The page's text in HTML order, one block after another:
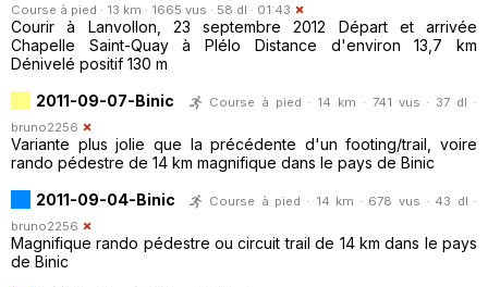
Course à pied · 13 km · 1665 vus · 58 dl · 01:43
Courir à Lanvollon, 23 septembre 2012 Départ et arrivée
Chapelle Saint-Quay à Plélo Distance d'environ 13,7 km
Dénivelé positif 130 m
2011-09-07-Binic
Course à pied · 14 km · 741 vus · 37 dl ·
bruno2256
Variante plus jolie que la précédente d'un footing/trail, voire
rando pédestre de 14 km magnifique dans le pays de Binic
2011-09-04-Binic
Course à pied · 14 km · 678 vus · 43 dl ·
bruno2256
Magnifique rando pédestre ou circuit trail de 14 km dans le pays
de Binic